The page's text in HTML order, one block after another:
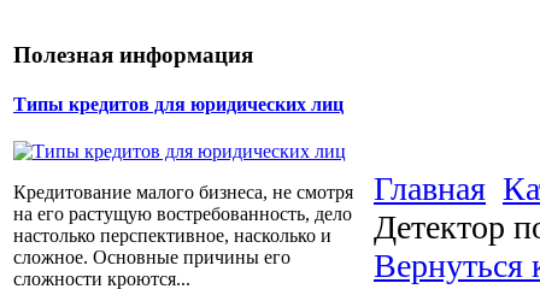
Полезная информация
Типы кредитов для юридических лиц
Кредитование малого бизнеса, не смотря
на его растущую востребованность, дело
настолько перспективное, насколько и
сложное. Основные причины его
сложности кроются...
Главная
Детектор
Вернуться